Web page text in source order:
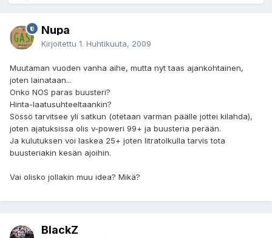
Nupa
Kirjoitettu 1. Huhtikuuta, 2009
Muutaman vuoden vanha aihe, mutta nyt taas ajankohtainen,
joten lainataan...
Onko NOS paras buusteri?
Hinta-laatusuhteeltaankin?
Sössö tarvitsee yli satkun (otetaan varman päälle jottei kilahda),
joten ajatuksissa olis v-poweri 99+ ja buusteria perään.
Ja kulutuksen voi laskea 25+ joten litratolkulla tarvis tota
buusteriakin kesän ajoihin.
Vai olisko jollakin muu idea? Mikä?
BlackZ